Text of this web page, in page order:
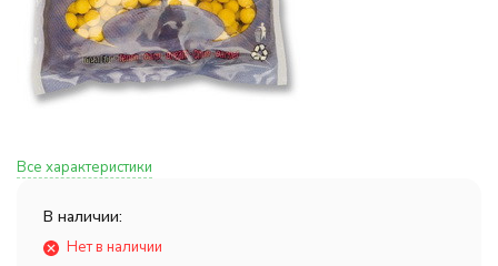
Все характеристики
В наличии:
Нет в наличии